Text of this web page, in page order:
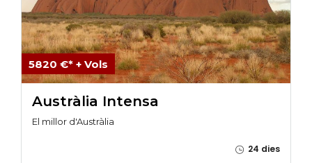
5820 €* + Vols
Austràlia Intensa
El millor d'Austràlia
24 dies